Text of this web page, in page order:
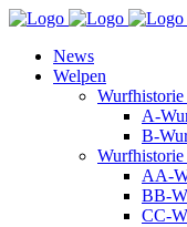
News
Welpen
A-
B-
AA-
BB-
CC-